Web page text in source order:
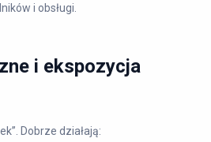
i obsługi.
i ekspozycja
Dobrze działają: